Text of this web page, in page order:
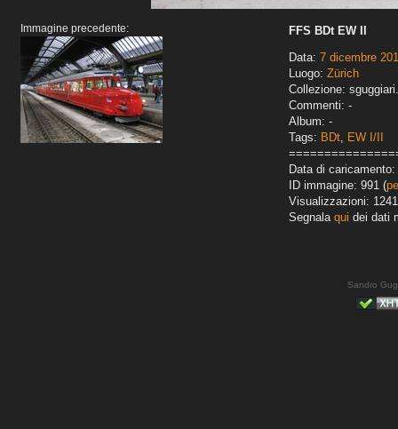
Immagine precedente:
FFS BDt EW II
Data: 7 dicembre
Luogo: Zürich
Collezione:
Commenti: -
Album: -
Tags: BDt, EW I/II
Data di caricamento:
ID immagine: 991 (
Visualizzazioni: 1241
Segnala qui dei dati
Sandro